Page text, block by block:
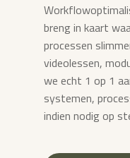
breng in kaart
processen
videolessen,
we echt 1 op 1
systemen,
indien nodig op